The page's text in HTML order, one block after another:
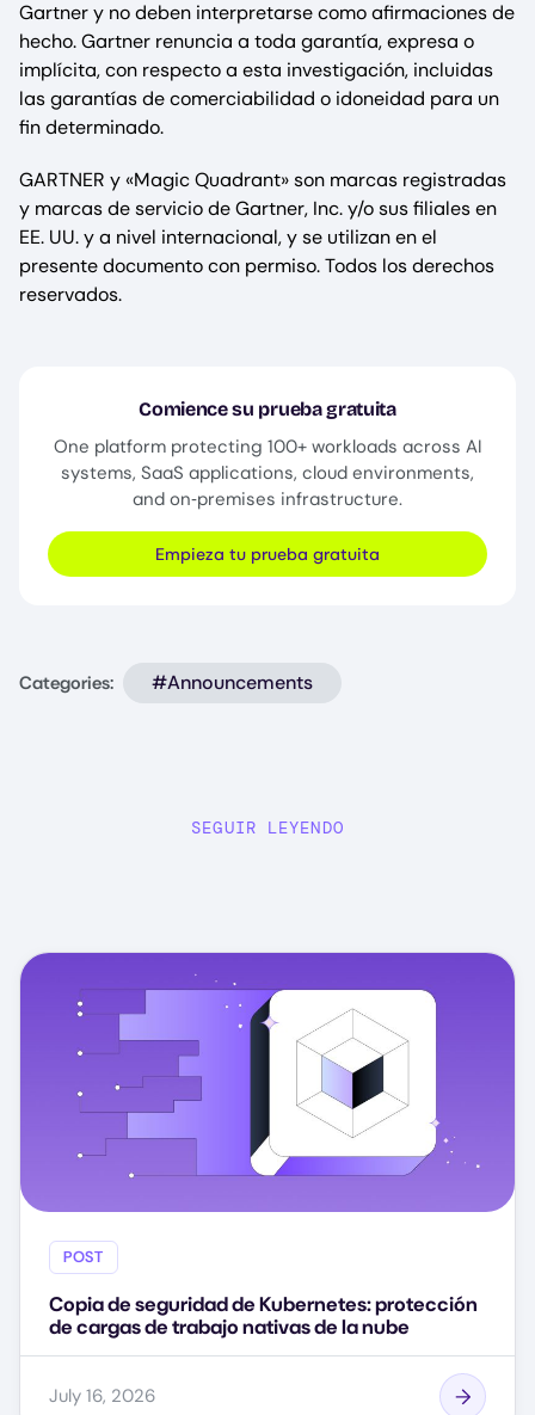
Gartner y no deben interpretarse como afirmaciones de
hecho. Gartner renuncia a toda garantía, expresa o
implícita, con respecto a esta investigación, incluidas
las garantías de comerciabilidad o idoneidad para un
fin determinado.
GARTNER y «Magic Quadrant» son marcas registradas
y marcas de servicio de Gartner, Inc. y/o sus filiales en
EE. UU. y a nivel internacional, y se utilizan en el
presente documento con permiso. Todos los derechos
reservados.
Comience su prueba gratuita
One platform protecting 100+ workloads across AI
systems, SaaS applications, cloud environments,
and on‑premises infrastructure.
Empieza tu prueba gratuita
Categories: #Announcements
SEGUIR LEYENDO
POST
Copia de seguridad de Kubernetes: protección
de cargas de trabajo nativas de la nube
July 16, 2026